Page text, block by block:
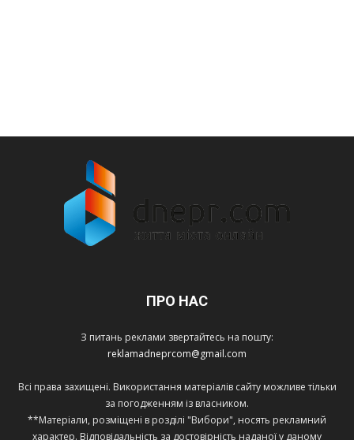
ПРО НАС
З питань реклами звертайтесь на пошту:
reklamadneprcom@gmail.com
Всі права захищені. Використання матеріалів сайту можливе тільки
за погодженням із власником.
**Матеріали, розміщені в розділі "Вибори", носять рекламний
характер. Відповідальність за достовірність наданої у даному